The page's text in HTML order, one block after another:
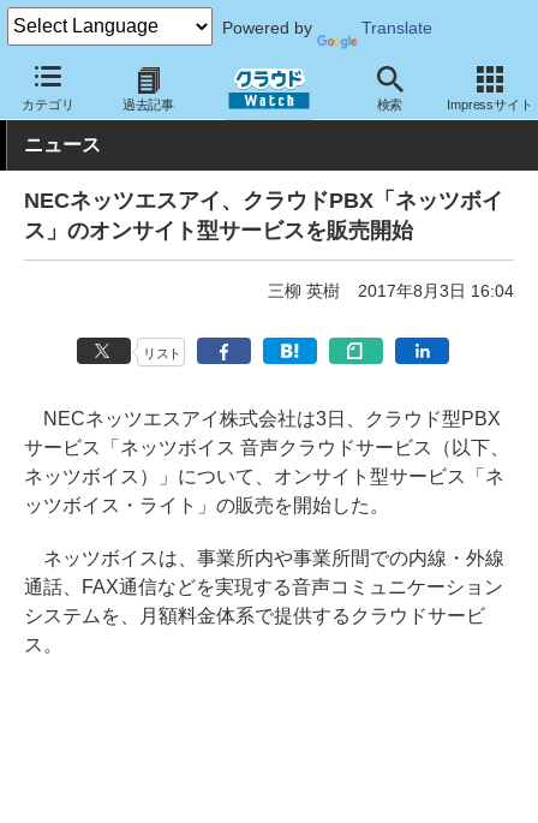
Powered by Translate
カテゴリ 過去記事 検索 Impressサイト
クラウド Watch サービス・ソフト サービス コミュニケーショ
ニュース
NECネッツエスアイ、クラウドPBX「ネッツボイ
ス」のオンサイト型サービスを販売開始
三柳 英樹 2017年8月3日 16:04
リスト
NECネッツエスアイ株式会社は3日、クラウド型PBX
サービス「ネッツボイス 音声クラウドサービス（以下、
ネッツボイス）」について、オンサイト型サービス「ネ
ッツボイス・ライト」の販売を開始した。
ネッツボイスは、事業所内や事業所間での内線・外線
通話、FAX通信などを実現する音声コミュニケーション
システムを、月額料金体系で提供するクラウドサービ
ス。